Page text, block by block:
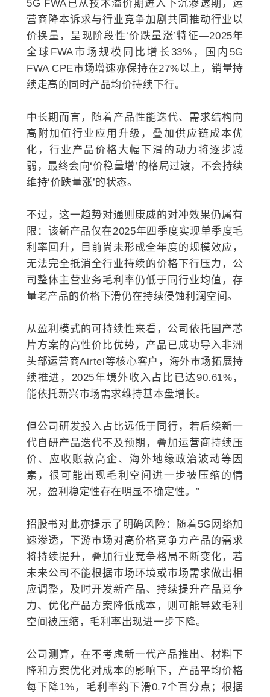
5G FWA已从技术溢价期进入下沉渗透期，运
营商降本诉求与行业竞争加剧共同推动行业以
价换量，呈现阶段性‘价跌量涨’特征—2025年
全球FWA市场规模同比增长33%，国内5G
FWA CPE市场增速亦保持在27%以上，销量持
续走高的同时产品均价持续下行。
中长期而言，随着产品性能迭代、需求结构向
高附加值行业应用升级，叠加供应链成本优
化，行业产品价格大幅下滑的动力将逐步减
弱，最终会向‘价稳量增’的格局过渡，不会持续
维持‘价跌量涨’的状态。
不过，这一趋势对通则康威的对冲效果仍属有
限：该新产品仅在2025年四季度实现单季度毛
利率回升，目前尚未形成全年度的规模效应，
无法完全抵消全行业持续的价格下行压力，公
司整体主营业务毛利率仍低于同行业均值，存
量老产品的价格下滑仍在持续侵蚀利润空间。
从盈利模式的可持续性来看，公司依托国产芯
片方案的高性价比优势，产品已成功导入非洲
头部运营商Airtel等核心客户，海外市场拓展持
续推进，2025年境外收入占比已达90.61%，
能依托新兴市场需求维持基本盘增长。
但公司研发投入占比远低于同行，若后续新一
代自研产品迭代不及预期，叠加运营商持续压
价、应收账款高企、海外地缘政治波动等因
素，很可能出现毛利空间进一步被压缩的情
况，盈利稳定性存在明显不确定性。”
招股书对此亦提示了明确风险：随着5G网络加
速渗透，下游市场对高价格竞争力产品的需求
将持续提升，叠加行业竞争格局不断变化，若
未来公司不能根据市场环境或市场需求做出相
应调整，及时开发新产品、持续提升产品竞争
力、优化产品方案降低成本，则可能导致毛利
空间被压缩，毛利率出现进一步下降。
公司测算，在不考虑新一代产品推出、材料下
降和方案优化对成本的影响下，产品平均价格
每下降1%，毛利率约下滑0.7个百分点；根据